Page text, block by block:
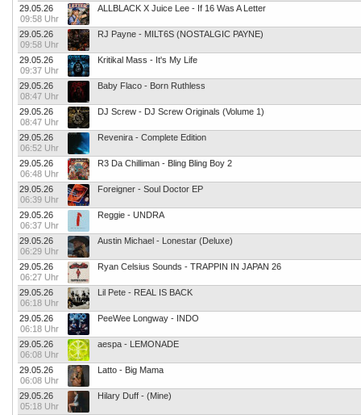
29.05.26
09:58 Uhr
ALLBLACK X Juice Lee - If 16 Was A Letter
29.05.26
09:58 Uhr
RJ Payne - MILT6S (NOSTALGIC PAYNE)
29.05.26
09:37 Uhr
Kritikal Mass - It's My Life
29.05.26
08:47 Uhr
Baby Flaco - Born Ruthless
29.05.26
08:47 Uhr
DJ Screw - DJ Screw Originals (Volume 1)
29.05.26
06:52 Uhr
Revenira - Complete Edition
29.05.26
06:48 Uhr
R3 Da Chilliman - Bling Bling Boy 2
29.05.26
06:39 Uhr
Foreigner - Soul Doctor EP
29.05.26
06:37 Uhr
Reggie - UNDRA
29.05.26
06:29 Uhr
Austin Michael - Lonestar (Deluxe)
29.05.26
06:27 Uhr
Ryan Celsius Sounds - TRAPPIN IN JAPAN 26
29.05.26
06:18 Uhr
Lil Pete - REAL IS BACK
29.05.26
06:18 Uhr
PeeWee Longway - INDO
29.05.26
06:08 Uhr
aespa - LEMONADE
29.05.26
06:08 Uhr
Latto - Big Mama
29.05.26
05:18 Uhr
Hilary Duff - (Mine)